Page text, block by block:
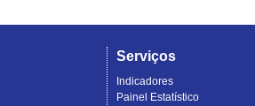
Serviços
Indicadores
Painel Estatístico